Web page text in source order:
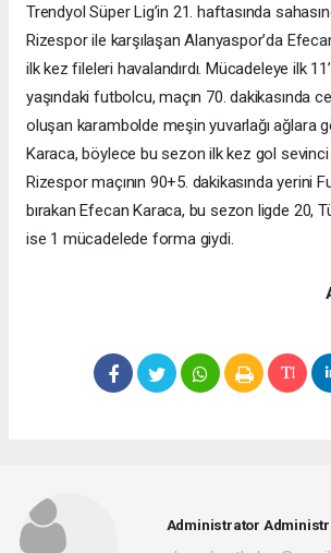
Trendyol Süper Lig’in 21. haftasında
Rizespor ile karşılaşan Alanyaspor’da
ilk kez fileleri havalandırdı. Mücadeleye ilk
yaşındaki futbolcu, maçın 70. dakikasında
oluşan karambolde meşin yuvarlağı ağlara
Karaca, böylece bu sezon ilk kez gol sevinci
Rizespor maçının 90+5. dakikasında yerini
bırakan Efecan Karaca, bu sezon ligde 20,
ise 1 mücadelede forma giydi.
Administrator